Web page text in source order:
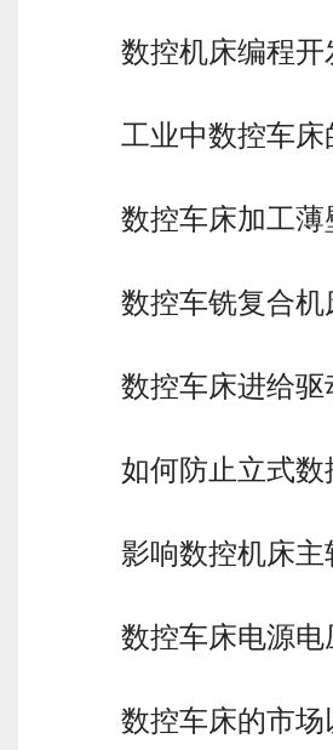
数控机床编程开
工业中数控车床
数控车床加工
数控车铣复合
数控车床进给驱
如何防止立式数
影响数控机床
数控车床电源电
数控车床的市